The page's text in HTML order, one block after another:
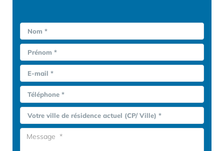
Nom *
Prénom *
E-mail *
Téléphone *
Votre ville de résidence actuel (CP/ Ville) *